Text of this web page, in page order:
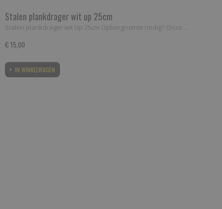
Stalen plankdrager wit up 25cm
Stalen plankdrager wit Up 25cm Opbergruimte nodig? Onze…
€ 15,00
IN WINKELWAGEN